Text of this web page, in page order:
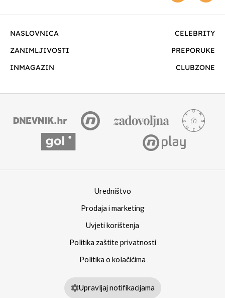
NASLOVNICA
CELEBRITY
ZANIMLJIVOSTI
PREPORUKE
INMAGAZIN
CLUBZONE
Uredništvo
Prodaja i marketing
Uvjeti korištenja
Politika zaštite privatnosti
Politika o kolačićima
Upravljaj notifikacijama